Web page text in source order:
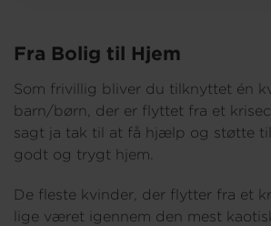
Genbrug
Om os
Fra Bolig til Hjem
Som frivillig bliver du tilknyttet én
barn/børn, der er flyttet fra et
sagt ja tak til at få hjælp og støtte
godt og trygt hjem.
De fleste kvinder, der flytter fra et
lige været igennem den mest